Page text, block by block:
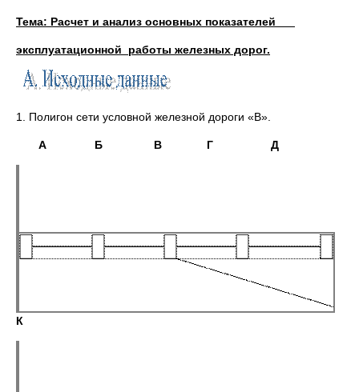
Тема: Расчет и анализ основных показателей
эксплуатационной работы железных дорог.
1. Полигон сети условной железной дороги «В».
А Б В Г Д
К